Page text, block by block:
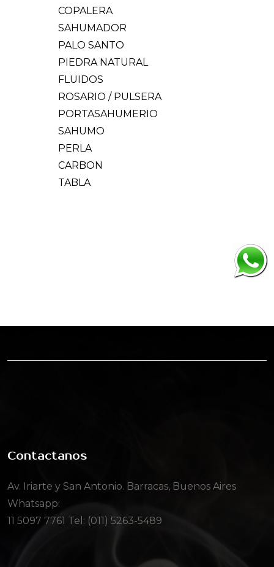
COPALERA
SAHUMADOR
PALO SANTO
PIEDRA NATURAL
FLUIDOS
ROSARIO / PULSERA
PORTASAHUMERIO
SAHUMO
PERLA
CARBON
TABLA
Contactanos
Av. Iriarte y San Antonio. Barracas, Buenos Aires
Whatsapp:
11 5097 7761 Tel: (011) 5263-5489